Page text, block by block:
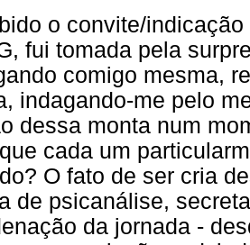
o convite/
fui tomada pela
comigo mesma,
indagando-me pelo
dessa monta num
cada um
O fato de ser cria
de psicanálise,
da jornada -